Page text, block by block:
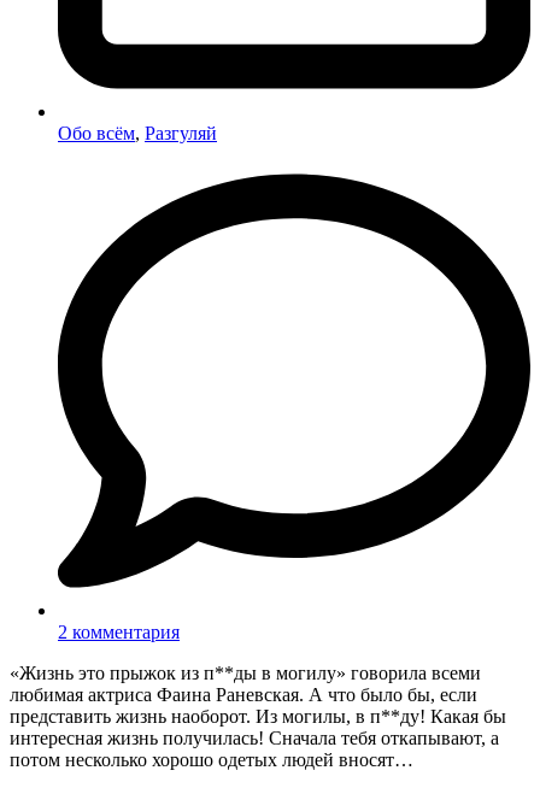
Обо всём, Разгуляй
2 комментария
«Жизнь это прыжок из п**ды в могилу» говорила всеми
любимая актриса Фаина Раневская. А что было бы, если
представить жизнь наоборот. Из могилы, в п**ду! Какая бы
интересная жизнь получилась! Сначала тебя откапывают, а
потом несколько хорошо одетых людей вносят…